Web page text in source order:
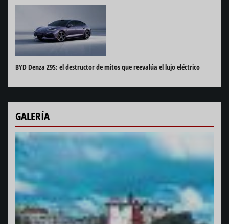
BYD Denza Z9S: el destructor de mitos que reevalúa el lujo eléctrico
GALERÍA